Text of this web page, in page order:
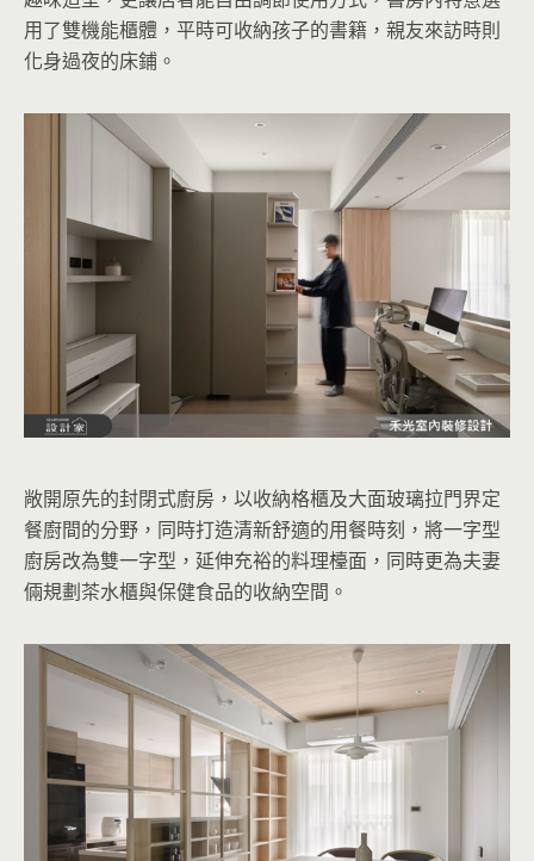
用了雙機能櫃體，平時可收納孩子的書籍，親友來訪時則
化身過夜的床鋪。
敞開原先的封閉式廚房，以收納格櫃及大面玻璃拉門界定
餐廚間的分野，同時打造清新舒適的用餐時刻，將一字型
廚房改為雙一字型，延伸充裕的料理檯面，同時更為夫妻
倆規劃茶水櫃與保健食品的收納空間。